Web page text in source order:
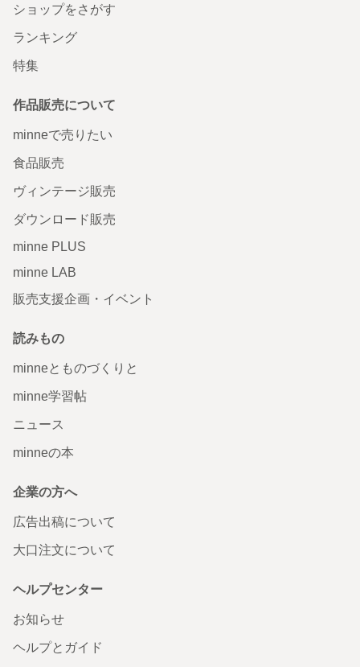
ショップをさがす
ランキング
特集
作品販売について
minneで売りたい
食品販売
ヴィンテージ販売
ダウンロード販売
minne PLUS
minne LAB
販売支援企画・イベント
読みもの
minneとものづくりと
minne学習帖
ニュース
minneの本
企業の方へ
広告出稿について
大口注文について
ヘルプセンター
お知らせ
ヘルプとガイド